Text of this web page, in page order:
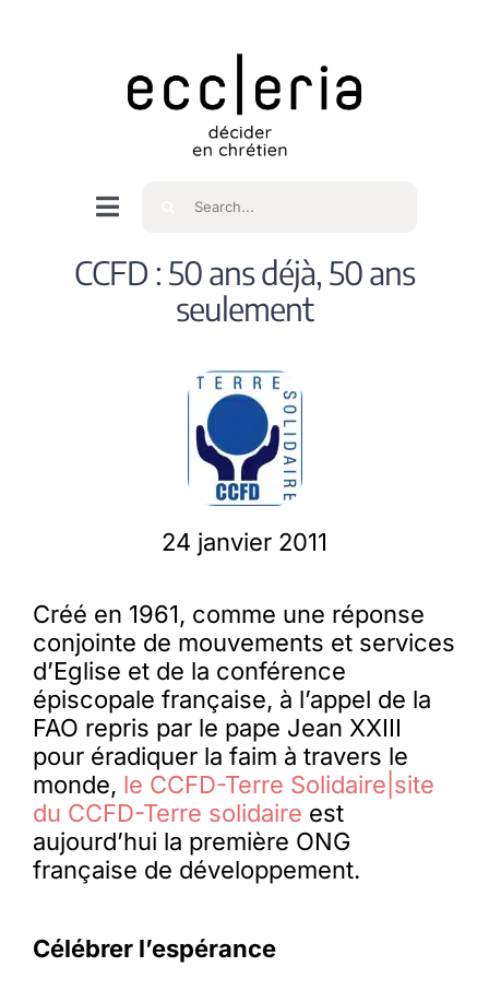
Navigation
bascule
Accueil
L’actu
Nous soutenir
La revue Responsables
Rechercher
CCFD : 50 ans déjà, 50 ans
seulement
24 janvier 2011
Créé en 1961, comme une réponse
conjointe de mouvements et services
d’Eglise et de la conférence
épiscopale française, à l’appel de la
FAO repris par le pape Jean XXIII
pour éradiquer la faim à travers le
monde, le CCFD-Terre Solidaire|site
du CCFD-Terre solidaire est
aujourd’hui la première ONG
française de développement.
Célébrer l’espérance